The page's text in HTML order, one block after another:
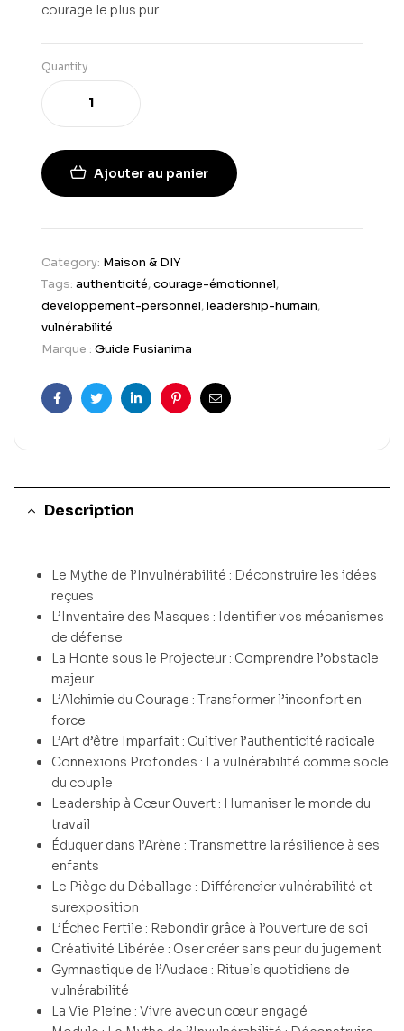
courage le plus pur….
Quantity
Ajouter au panier
Category: Maison & DIY
Tags: authenticité,courage-émotionnel,
developpement-personnel,leadership-humain,
vulnérabilité
Marque : Guide Fusianima
FacebookTwitterLinkedinPinterestEmail
Description
Le Mythe de l’Invulnérabilité : Déconstruire les idées
reçues
L’Inventaire des Masques : Identifier vos mécanismes
de défense
La Honte sous le Projecteur : Comprendre l’obstacle
majeur
L’Alchimie du Courage : Transformer l’inconfort en
force
L’Art d’être Imparfait : Cultiver l’authenticité radicale
Connexions Profondes : La vulnérabilité comme socle
du couple
Leadership à Cœur Ouvert : Humaniser le monde du
travail
Éduquer dans l’Arène : Transmettre la résilience à ses
enfants
Le Piège du Déballage : Différencier vulnérabilité et
surexposition
L’Échec Fertile : Rebondir grâce à l’ouverture de soi
Créativité Libérée : Oser créer sans peur du jugement
Gymnastique de l’Audace : Rituels quotidiens de
vulnérabilité
La Vie Pleine : Vivre avec un cœur engagé